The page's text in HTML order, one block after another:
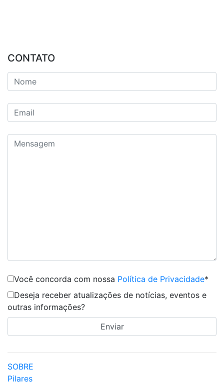
CONTATO
Você concorda com nossa Política de Privacidade*
Deseja receber atualizações de notícias, eventos e
outras informações?
SOBRE
Pilares